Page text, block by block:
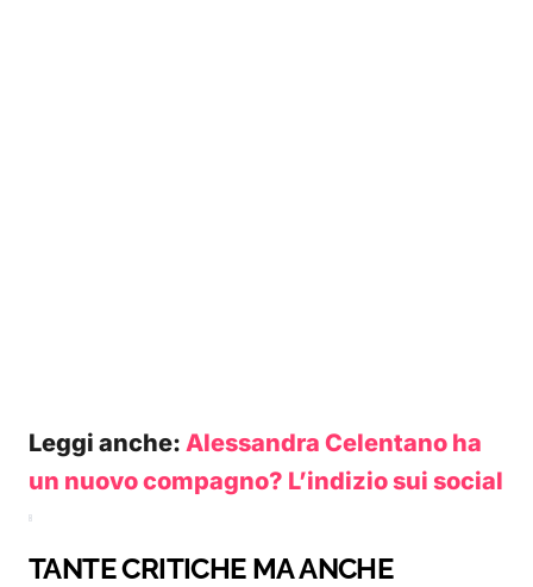
Leggi anche: Alessandra Celentano ha
un nuovo compagno? L’indizio sui social
TANTE CRITICHE MA ANCHE